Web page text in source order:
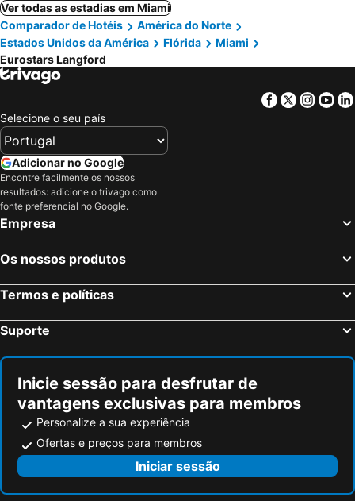
Ver todas as estadias em Miami
Comparador de Hotéis
América do Norte
Estados Unidos da América
Flórida
Miami
Eurostars Langford
Facebook
Twitter
Selecione o seu país
Adicionar no Google
Encontre facilmente os nossos
resultados: adicione o trivago como
fonte preferencial no Google.
Empresa
Os nossos produtos
Termos e políticas
Suporte
Inicie sessão para desfrutar de
vantagens exclusivas para membros
Personalize a sua experiência
Ofertas e preços para membros
Iniciar sessão